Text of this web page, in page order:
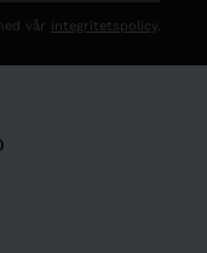
vår integritetspolicy.